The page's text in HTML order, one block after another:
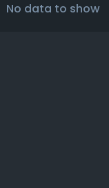
No data to show